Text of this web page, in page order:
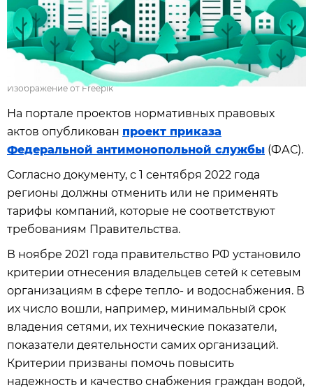
Изображение от Freepik
На портале проектов нормативных правовых
актов опубликован проект приказа
Федеральной антимонопольной службы (ФАС).
Согласно документу, с 1 сентября 2022 года
регионы должны отменить или не применять
тарифы компаний, которые не соответствуют
требованиям Правительства.
В ноябре 2021 года правительство РФ установило
критерии отнесения владельцев сетей к сетевым
организациям в сфере тепло- и водоснабжения. В
их число вошли, например, минимальный срок
владения сетями, их технические показатели,
показатели деятельности самих организаций.
Критерии призваны помочь повысить
надежность и качество снабжения граждан водой,